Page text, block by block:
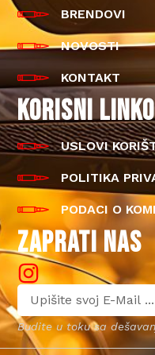
BRENDOVI
NOVOSTI
KONTAKT
KORISNI
USLOVI
POLITIKA
PODACI O
ZAPRATI NAS
Budite u toku sa